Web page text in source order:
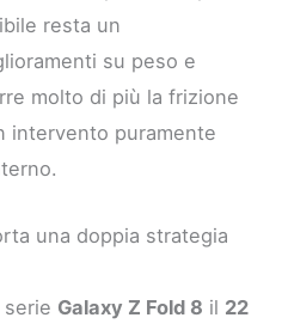
resta un
su peso e
molto di più la frizione
intervento puramente
una doppia strategia
serie Galaxy Z Fold 8 il 22